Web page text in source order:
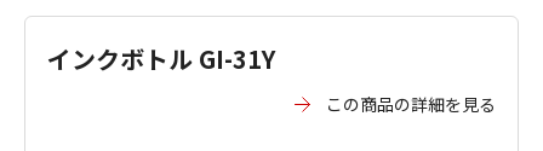
インクボトル GI-31Y
この商品の詳細を見る